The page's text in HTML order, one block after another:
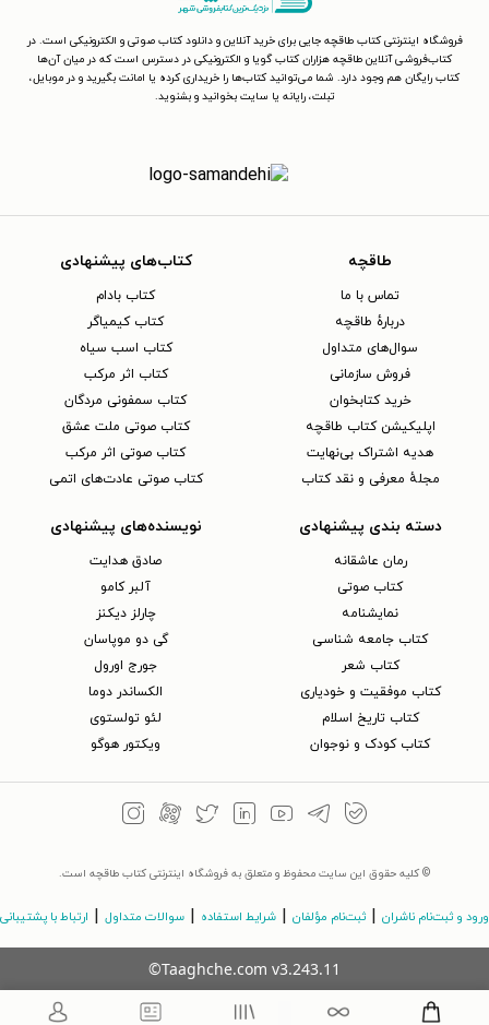
فروشگاه اینترنتی کتاب طاقچه جایی برای خرید آنلاین و دانلود کتاب صوتی و الکترونیکی است. در
کتاب‌فروشی آنلاین طاقچه هزاران کتاب گویا و الکترونیکی در دسترس است که در میان آن‌ها
کتاب رایگان هم وجود دارد. شما می‌توانید کتاب‌ها را خریداری کرده یا امانت بگیرید و در موبایل،
تبلت، رایانه یا سایت بخوانید و بشنوید.
طاقچه
تماس با ما
دربارهٔ طاقچه
سوال‌های متداول
فروش سازمانی
خرید کتابخوان
اپلیکیشن کتاب طاقچه
هدیه اشتراک بی‌نهایت
مجلهٔ معرفی و نقد کتاب
کتاب‌های پیشنهادی
کتاب بادام
کتاب کیمیاگر
کتاب اسب سیاه
کتاب اثر مرکب
کتاب سمفونی مردگان
کتاب صوتی ملت عشق
کتاب صوتی اثر مرکب
کتاب صوتی عادت‌های اتمی
دسته بندی پیشنهادی
رمان عاشقانه
کتاب‌ صوتی
نمایشنامه
کتاب جامعه شناسی
کتاب شعر
کتاب موفقیت و خودیاری
کتاب تاریخ اسلام
کتاب کودک و نوجوان
نویسنده‌های پیشنهادی
صادق هدایت
آلبر کامو
چارلز دیکنز
گی دو موپاسان
جورج اورول
الکساندر دوما
لئو تولستوی
ویکتور هوگو
© کلیه حقوق این سایت محفوظ و متعلق به فروشگاه اینترنتی کتاب طاقچه است.
ورود و ثبت‌نام ناشران | ثبت‌نام مؤلفان | شرایط استفاده | سوالات متداول | ارتباط با پشتیبانی
©Taaghche.com v3.243.11